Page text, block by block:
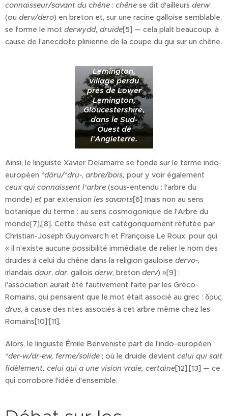
connaisseur/savant du chêne : chêne se dit d'ailleurs derw
(ou derv/dero) en breton et, sur une racine galloise semblable,
se forme le mot derwydd, druide[5] — cela plaît beaucoup, à
cause de l'anecdote plinienne de la coupe du gui sur un chêne.
Chêne croissant
Lemington,
village perdu
près de Lower
Lemington,
Gloucestershire,
dans le Sud-
Ouest de
l'Angleterre.
Ainsi, le linguiste Xavier Delamarre se fonde sur le terme indo-
européen *dóru/*dru-, arbre/bois, pour y voir également
ceux qui connaissent l'arbre (sous-entendu : l'arbre du
monde) et par extension les savants[6] mais non au sens
botanique du terme : au sens cosmogonique de l'Arbre du
monde[7],[8]. Cette thèse est catégoriquement réfutée par
Christian-Joseph Guyonvarc'h et Françoise Le Roux, pour qui
« il n'existe aucune possibilité immédiate de relier le nom des
druides à celui du chêne dans la religion gauloise dervo-,
irlandais daur, dar, gallois derw, breton derv) »[9] :
l'association aurait été fautivement faite par les Gréco-
Romains, qui pensaient que le mot était associé au grec : δρυς,
drus, à cause des rites associés à cet arbre même chez les
Romains[10]'[11].
Alors, le linguiste Émile Benveniste part de l'indo-européen
*der-w/dr-ew, ferme/solide ; où le druide devient celui qui sait
fidèlement, celui qui a une vision vraie, certaine[12],[13] — ce
qui corrobore l'idée d'ensemble.